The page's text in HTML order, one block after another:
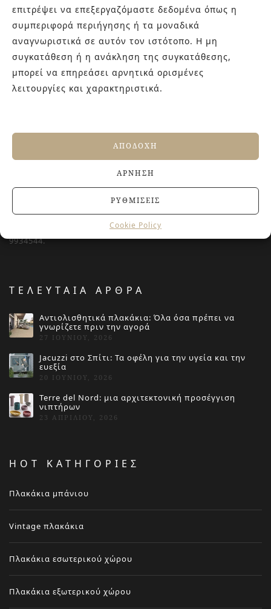
επιτρέψει να επεξεργαζόμαστε δεδομένα όπως η
συμπεριφορά περιήγησης ή τα μοναδικά
αναγνωριστικά σε αυτόν τον ιστότοπο. Η μη
συγκατάθεση ή η ανάκληση της συγκατάθεσης,
μπορεί να επηρεάσει αρνητικά ορισμένες
λειτουργίες και χαρακτηριστικά.
ΑΠΟΔΟΧΉ
ΆΡΝΗΣΗ
ΡΥΘΜΊΣΕΙΣ
Cookie Policy
ΣΧΕΤΙΚΑ ΜΕ ΕΜΑΣ
Στην εταιρεία Paraskevopoulos μετουσιώνονται 40 χρόνια
εμπειρίας στο χώρο του πλακιδίου και των ειδών υγιεινής,
καθώς και φρέσκες ιδέες με τον ενθουσιασμό της νέας
γενιάς! Επισκεφτείτε μας για ιδέες και προτάσεις στον
Άγιο Δημήτριο (Λιδωρικίου 11) ή καλέστε μας στο 210-
9934544.
ΤΕΛΕΥΤΑΙΑ ΑΡΘΡΑ
Αντιολισθητικά πλακάκια: Όλα όσα πρέπει να
γνωρίζετε πριν την αγορά
27 ΙΟΥΝΊΟΥ, 2026
Jacuzzi στο Σπίτι: Τα οφέλη για την υγεία και την
ευεξία
20 ΙΟΥΝΊΟΥ, 2026
Terre del Nord: μια αρχιτεκτονική προσέγγιση
νιπτήρων
23 ΑΠΡΙΛΊΟΥ, 2026
HOT ΚΑΤΗΓΟΡΙΕΣ
Πλακάκια μπάνιου
Vintage πλακάκια
Πλακάκια εσωτερικού χώρου
Πλακάκια εξωτερικού χώρου